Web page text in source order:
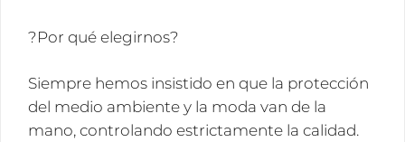
?Por qué elegirnos?
Siempre hemos insistido en que la protección
del medio ambiente y la moda van de la
mano, controlando estrictamente la calidad.